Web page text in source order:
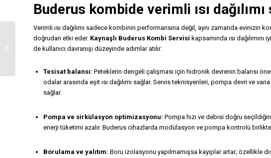
Buderus kombide verimli ısı
Verimli ısı dağılımı sadece kombinin performansına değil, aynı zamanda evinizin
doğrudan etki eder. Kaynaşlı Buderus Kombi Servisi kapsamında ısı
de kullanıcı davranışı düzeyinde adımlar atılır:
Tesisat balansı: Peteklerin dengeli çalışması için hidronik devrenin balansı
odalar arasında eşit ısı dağılımı sağlar. Servis teknisyenleri, pompa devri ve
sağlar.
Pompa ve sirkülasyon optimizasyonu: Pompa hızı ve debisi doğru
enerji tüketimi azalır. Buderus cihazlarda modülasyon ve pompa kontrolü
Borulama ve yalıtım: Boru izolasyonu yapılmamışsa kayıplar artar; özellikle
Kaynaşlı Bosch Kombi